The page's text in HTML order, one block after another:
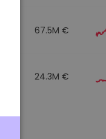
67.5M €
24.3M €